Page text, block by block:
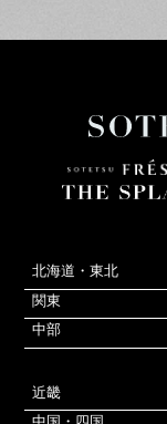
北海道・東北
関東
中部
近畿